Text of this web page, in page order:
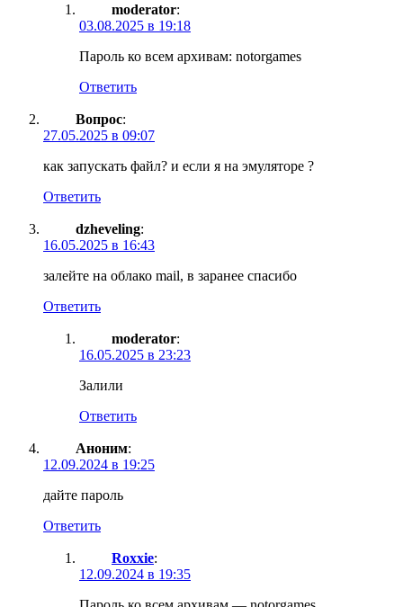
moderator:
03.08.2025 в 19:18
Пароль ко всем архивам: notorgames
Ответить
Вопрос:
27.05.2025 в 09:07
как запускать файл? и если я на эмуляторе ?
Ответить
dzheveling:
16.05.2025 в 16:43
залейте на облако mail, в заранее спасибо
Ответить
moderator:
16.05.2025 в 23:23
Залили
Ответить
Аноним:
12.09.2024 в 19:25
дайте пароль
Ответить
Roxxie:
12.09.2024 в 19:35